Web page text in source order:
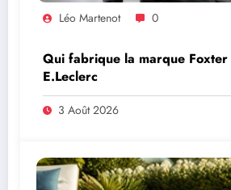
Léo Martenot 0
Qui fabrique la marque
E.Leclerc
3 Août 2026